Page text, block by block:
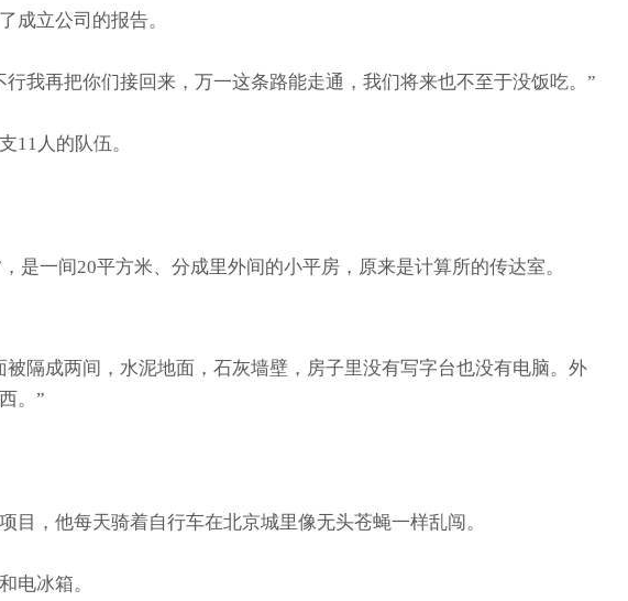
成立公司的报告。
我再把你们接回来，万一这条路能走通，我们将来也不至于没饭吃。”
11人的队伍。
是一间20平方米、分成里外间的小平房，原来是计算所的传达室。
隔成两间，水泥地面，石灰墙壁，房子里没有写字台也没有电脑。外
。”
，他每天骑着自行车在北京城里像无头苍蝇一样乱闯。
电冰箱。